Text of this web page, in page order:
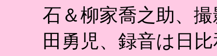
石＆柳家喬之助、
田勇児、録音は日